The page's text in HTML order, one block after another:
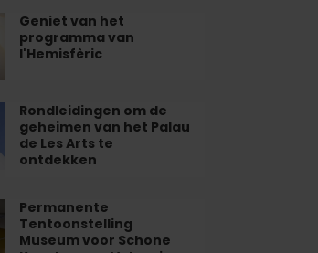
Geniet van het
programma van
l'Hemisfèric
Rondleidingen om de
geheimen van het Palau
de Les Arts te
ontdekken
Permanente
Tentoonstelling
Museum voor Schone